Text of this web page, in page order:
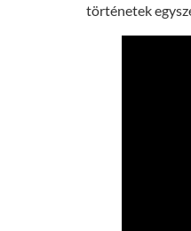
történetek